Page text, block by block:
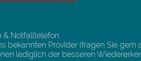
& Notfalltelefon
bekannten Provider (fragen Sie gern
lediglich der besseren